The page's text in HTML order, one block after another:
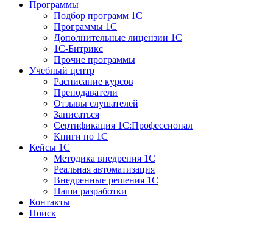
Программы
Подбор программ 1С
Программы 1С
Дополнительные лицензии 1С
1С-Битрикс
Прочие программы
Учебный центр
Расписание курсов
Преподаватели
Отзывы слушателей
Записаться
Сертификация 1С:Профессионал
Книги по 1С
Кейсы 1С
Методика внедрения 1С
Реальная автоматизация
Внедренные решения 1С
Наши разработки
Контакты
Поиск